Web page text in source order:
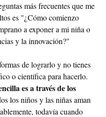
más frecuentes que me
es "¿Cómo comienzo
a exponer a mi niña o
y la innovación?"
de lograrlo y no tienes
o científica para hacerlo.
es a través de los
los niños y las niñas aman
todavía cuando